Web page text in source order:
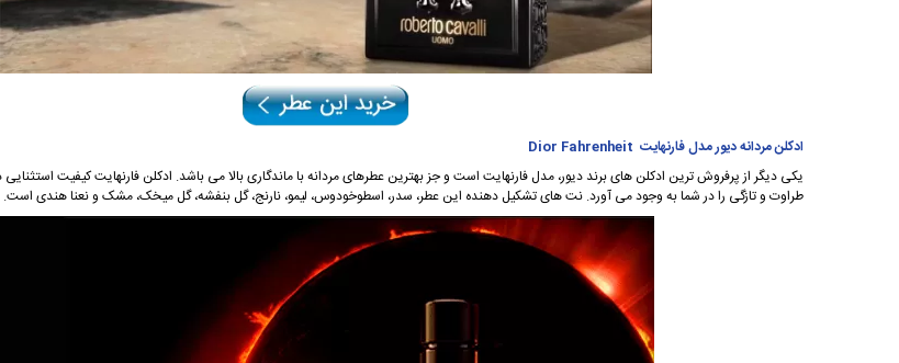
ادکلن مردانه دیور مدل فارنهایت Dior Fahrenheit
یکی دیگر از پرفروش ترین ادکلن های برند دیور، مدل فارنهایت است و جز بهترین عطرهای مردانه با ماندگاری بالا می باشد. ادکلن فارنهایت کیفیت
طراوت و تازگی را در شما به وجود می آورد. نت های تشکیل دهنده این عطر، سدر، اسطوخودوس، لیمو، نارنج، گل بنفشه، گل میخک، مشک و نعنا هندی است.